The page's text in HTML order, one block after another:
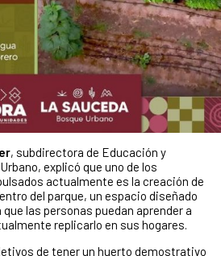
, subdirectora de Educación y
explicó que uno de los
actualmente es la creación de
del parque, un espacio diseñado
las personas puedan aprender a
replicarlo en sus hogares.
de tener un huerto demostrativo